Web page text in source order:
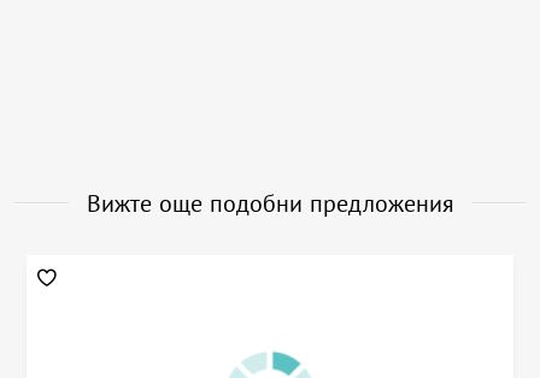
Вижте още подобни предложения